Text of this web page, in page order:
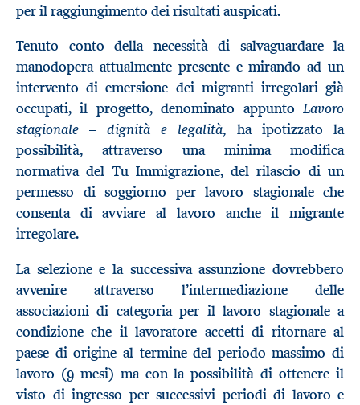
per il raggiungimento dei risultati auspicati.
Tenuto conto della necessità di salvaguardare la
manodopera attualmente presente e mirando ad un
intervento di emersione dei migranti irregolari già
occupati, il progetto, denominato appunto Lavoro
stagionale – dignità e legalità, ha ipotizzato la
possibilità, attraverso una minima modifica
normativa del Tu Immigrazione, del rilascio di un
permesso di soggiorno per lavoro stagionale che
consenta di avviare al lavoro anche il migrante
irregolare.
La selezione e la successiva assunzione dovrebbero
avvenire attraverso l’intermediazione delle
associazioni di categoria per il lavoro stagionale a
condizione che il lavoratore accetti di ritornare al
paese di origine al termine del periodo massimo di
lavoro (9 mesi) ma con la possibilità di ottenere il
visto di ingresso per successivi periodi di lavoro e